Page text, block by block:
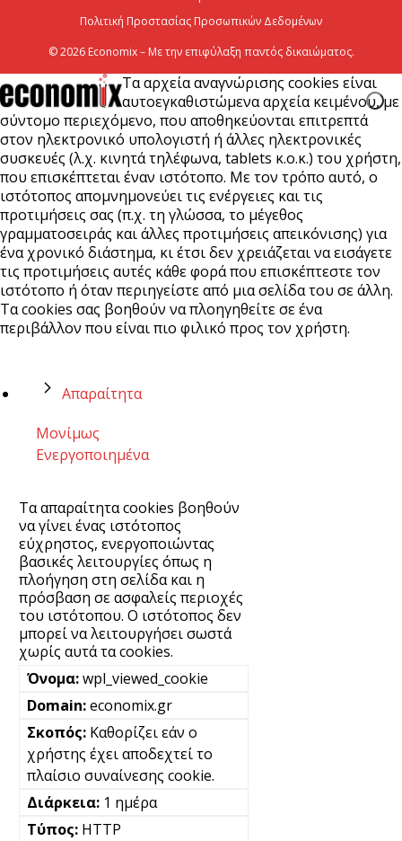
Πολιτική Προστασίας Προσωπικών Δεδομένων
© 2026 Economix – Με την επιφύλαξη παντός δικαιώματος.
Τα αρχεία αναγνώρισης cookies είναι
αυτοεγκαθιστώμενα αρχεία κειμένου, με
σύντομο περιεχόμενο, που αποθηκεύονται επιτρεπτά
στον ηλεκτρονικό υπολογιστή ή άλλες ηλεκτρονικές
συσκευές (λ.χ. κινητά τηλέφωνα, tablets κ.ο.κ.) του χρήστη,
που επισκέπτεται έναν ιστότοπο. Με τον τρόπο αυτό, ο
ιστότοπος απομνημονεύει τις ενέργειες και τις
προτιμήσεις σας (π.χ. τη γλώσσα, το μέγεθος
γραμματοσειράς και άλλες προτιμήσεις απεικόνισης) για
ένα χρονικό διάστημα, κι έτσι δεν χρειάζεται να εισάγετε
τις προτιμήσεις αυτές κάθε φορά που επισκέπτεστε τον
ιστότοπο ή όταν περιηγείστε από μια σελίδα του σε άλλη.
Τα cookies σας βοηθούν να πλοηγηθείτε σε ένα
περιβάλλον που είναι πιο φιλικό προς τον χρήστη.
Απαραίτητα
Μονίμως
Ενεργοποιημένα
Τα απαραίτητα cookies βοηθούν
να γίνει ένας ιστότοπος
εύχρηστος, ενεργοποιώντας
βασικές λειτουργίες όπως η
πλοήγηση στη σελίδα και η
πρόσβαση σε ασφαλείς περιοχές
του ιστότοπου. Ο ιστότοπος δεν
μπορεί να λειτουργήσει σωστά
χωρίς αυτά τα cookies.
wpl_viewed_cookie
economix.gr
Καθορίζει εάν ο
χρήστης έχει αποδεχτεί το
πλαίσιο συναίνεσης cookie.
1 ημέρα
HTTP